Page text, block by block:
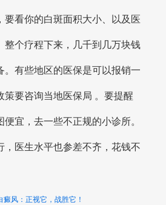
要看你的白斑面积大小、以及医
整个疗程下来，几千到几万块钱
。有些地区的医保是可以报销一
策要咨询当地医保局 。要提醒
宜，去一些不正规的小诊所。
，医生水平也参差不齐，花钱不
癜风：正视它，战胜它！